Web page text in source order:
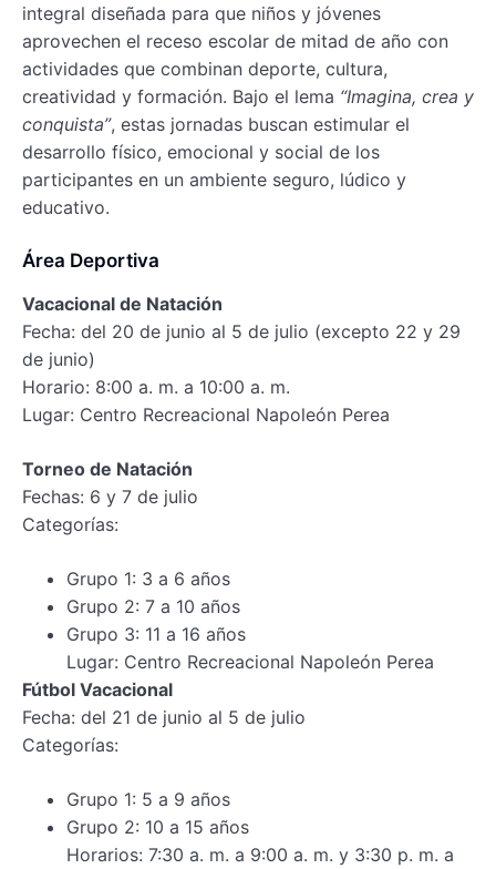
integral diseñada para que niños y jóvenes
aprovechen el receso escolar de mitad de año con
actividades que combinan deporte, cultura,
creatividad y formación. Bajo el lema “Imagina, crea y
conquista”, estas jornadas buscan estimular el
desarrollo físico, emocional y social de los
participantes en un ambiente seguro, lúdico y
educativo.
Área Deportiva
Vacacional de Natación
Fecha: del 20 de junio al 5 de julio (excepto 22 y 29
de junio)
Horario: 8:00 a. m. a 10:00 a. m.
Lugar: Centro Recreacional Napoleón Perea
Torneo de Natación
Fechas: 6 y 7 de julio
Categorías:
Grupo 1: 3 a 6 años
Grupo 2: 7 a 10 años
Grupo 3: 11 a 16 años
Lugar: Centro Recreacional Napoleón Perea
Fútbol Vacacional
Fecha: del 21 de junio al 5 de julio
Categorías:
Grupo 1: 5 a 9 años
Grupo 2: 10 a 15 años
Horarios: 7:30 a. m. a 9:00 a. m. y 3:30 p. m. a